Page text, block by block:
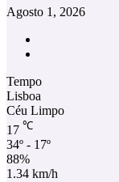
Agosto 1, 2026
Tempo
Lisboa
Céu Limpo
17 ℃
34º - 17º
88%
1.34 km/h